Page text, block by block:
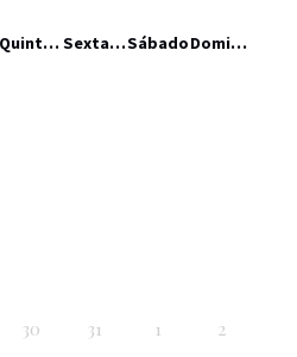
Quinta-feira Sexta-feiraSábado Domingo
30 31 1 2